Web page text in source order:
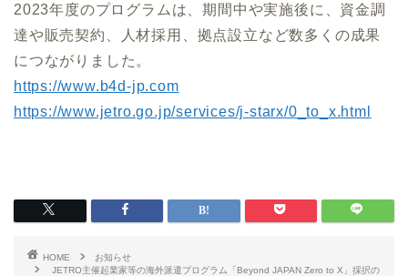
2023年度のプログラムは、期間中や実施後に、資金調
達や販売契約、人材採用、拠点設立など数多くの成果
につながりました。
https://www.b4d-jp.com
https://www.jetro.go.jp/services/j-starx/0_to_x.html
HOME
お知らせ
JETRO主催起業家等の海外派遣プログラム「Beyond JAPAN Zero to X」採択の